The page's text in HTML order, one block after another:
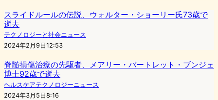
スライドルールの伝説、ウォルター・ショーリー氏73歳で
逝去
テクノロジーと社会ニュース
2024年2月9日12:53
脊髄損傷治療の先駆者、メアリー・バートレット・ブンジェ
博士92歳で逝去
ヘルスケアテクノロジーニュース
2024年3月5日8:16